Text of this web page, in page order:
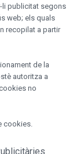
403,
li publicitat segons
web; els quals
recopilat a partir
de la
autoritza a
no
cookies.